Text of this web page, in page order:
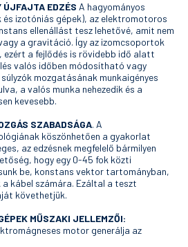
ÚJFAJTA EDZÉS A hagyományos
és izotóniás gépek), az elektromotoros
ellenállást tesz lehetővé, amit nem
a gravitáció. Így az izomcsoportok
ezért a fejlődés is rövidebb idő alatt
valós időben módosítható vagy
mozgatásának munkaigényes
a valós munka nehezedik és a
kevesebb.
SZABADSÁGA. A
köszönhetően a gyakorlat
az edzésnek megfelelő bármilyen
hogy egy 0-45 fok közti
be, konstans vektor tartományban,
kábel számára. Ezáltal a teszt
követhetjük.
MŰSZAKI JELLEMZŐI:
motor generálja az